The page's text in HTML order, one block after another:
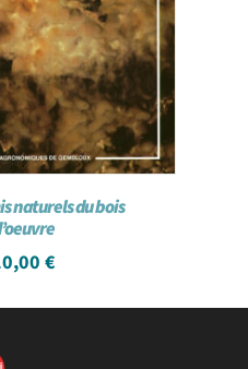
naturels du bois
€